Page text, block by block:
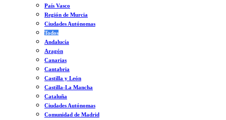
País Vasco
Región de Murcia
Ciudades Autónomas
Todos
Andalucía
Aragón
Canarias
Cantabria
Castilla y León
Castilla-La Mancha
Cataluña
Ciudades Autónomas
Comunidad de Madrid